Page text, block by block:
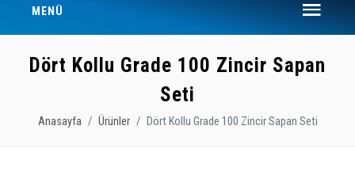
MENÜ
Dört Kollu Grade 100 Zincir Sapan
Seti
Anasayfa Ürünler Dört Kollu Grade 100 Zincir Sapan Seti